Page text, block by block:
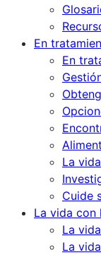
En
En
La
Cuide
La vida con
La
La